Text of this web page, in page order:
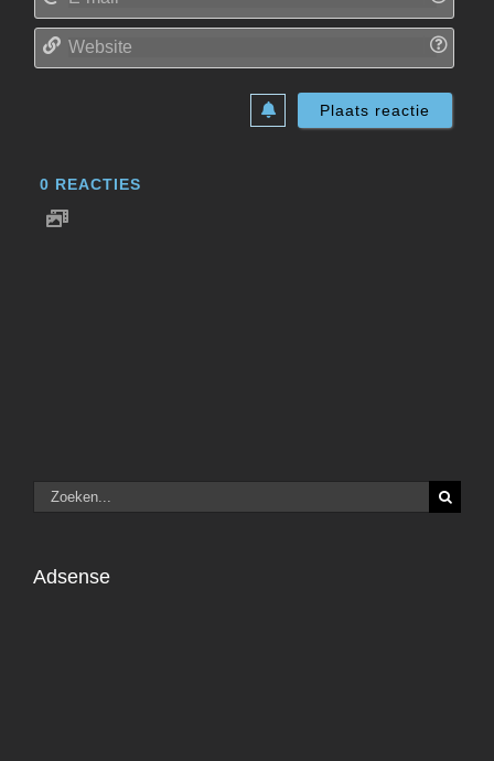
0 REACTIES
Zoeken
naar:
Adsense